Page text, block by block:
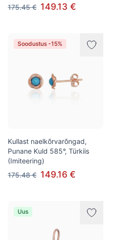
175.45 € 149.13 €
Soodustus -15%
Kullast naelkõrvarõngad,
Punane Kuld 585°, Türkiis
(Imiteering)
175.48 € 149.16 €
Uus